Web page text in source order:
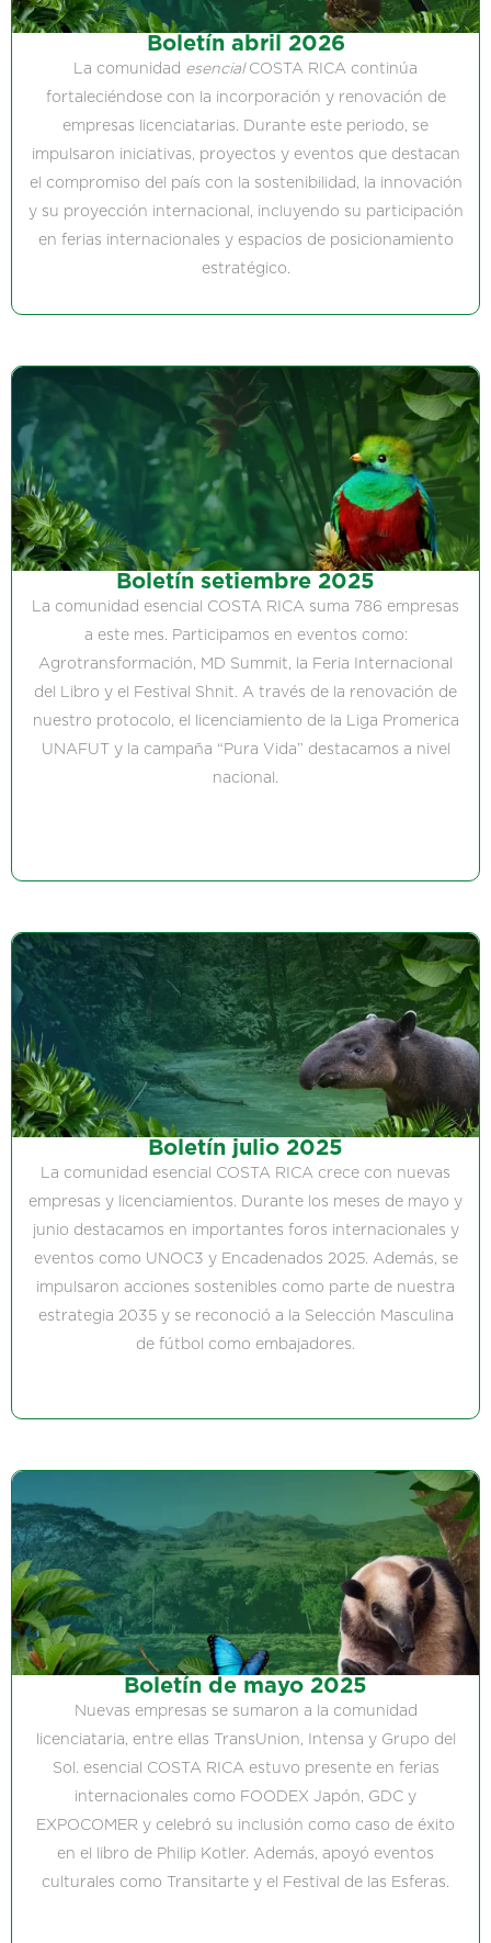
Boletín abril 2026
La comunidad esencialCOSTA RICA continúa
fortaleciéndose con la incorporación y renovación de
empresas licenciatarias. Durante este periodo, se
impulsaron iniciativas, proyectos y eventos que destacan
el compromiso del país con la sostenibilidad, la innovación
y su proyección internacional, incluyendo su participación
en ferias internacionales y espacios de posicionamiento
estratégico.
Boletín setiembre 2025
La comunidad esencial COSTA RICA suma 786 empresas
a este mes. Participamos en eventos como:
Agrotransformación, MD Summit, la Feria Internacional
del Libro y el Festival Shnit. A través de la renovación de
nuestro protocolo, el licenciamiento de la Liga Promerica
UNAFUT y la campaña “Pura Vida” destacamos a nivel
nacional.
Boletín julio 2025
La comunidad esencial COSTA RICA crece con nuevas
empresas y licenciamientos. Durante los meses de mayo y
junio destacamos en importantes foros internacionales y
eventos como UNOC3 y Encadenados 2025. Además, se
impulsaron acciones sostenibles como parte de nuestra
estrategia 2035 y se reconoció a la Selección Masculina
de fútbol como embajadores.
Boletín de mayo 2025
Nuevas empresas se sumaron a la comunidad
licenciataria, entre ellas TransUnion, Intensa y Grupo del
Sol. esencial COSTA RICA estuvo presente en ferias
internacionales como FOODEX Japón, GDC y
EXPOCOMER y celebró su inclusión como caso de éxito
en el libro de Philip Kotler. Además, apoyó eventos
culturales como Transitarte y el Festival de las Esferas.